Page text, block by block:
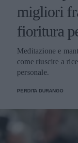
migliori
fioritura
Meditazione e
come riuscire a
personale.
PERDITA DURANGO